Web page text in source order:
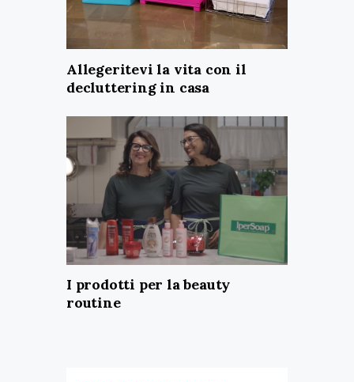
Allegeritevi la vita con il
decluttering in casa
I prodotti per la beauty
routine